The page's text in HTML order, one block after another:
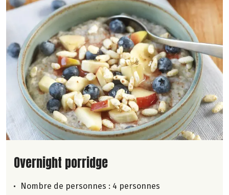
Lire la suite de la recette
Overnight porridge
Nombre de personnes : 4 personnes